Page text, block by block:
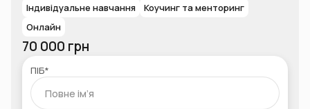
Індивідуальне навчання
Коучинг та менторинг
Онлайн
70 000 грн
ПІБ*